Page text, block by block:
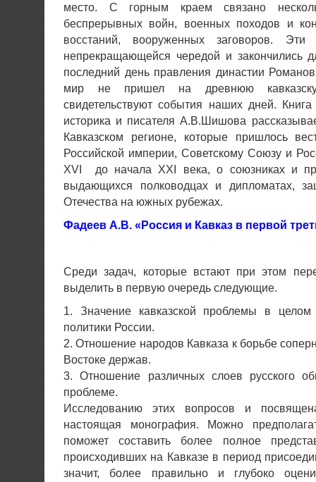
место. С горным краем связано
беспрерывных войн, военных походов и
восстаний, вооруженных заговоров. Эти
непрекращающейся чередой и закончились
последний день правления династии
мир не пришел на древнюю
свидетельствуют события наших дней. Книга
историка и писателя А.В.Шишова
Кавказском регионе, которые пришлось
Российской империи, Советскому Союзу и
XVI до начала XXI века, о союзниках и
выдающихся полководцах и дипломатах,
Отечества на южных рубежах.
Фадеев А.В. «Россия и Кавказ в первой
Среди задач, которые встают при этом
выделить в первую очередь следующие.
1. Значение кавказской проблемы в
политики России.
2. Отношение народов Кавказа к борьбе
Востоке держав.
3. Отношение различных слоев русского
проблеме.
Исследованию этих вопросов и
настоящая монография. Можно
поможет составить более полное
происходивших на Кавказе в период
значит, более правильно и глубоко